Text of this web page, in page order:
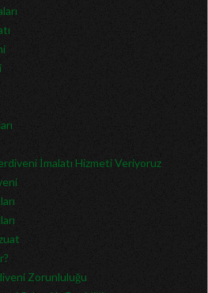
İmalatı Hizmeti Veriyoruz
Zorunluluğu